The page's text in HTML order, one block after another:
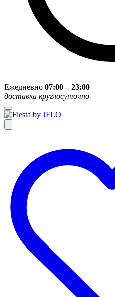
Ежедневно 07:00 – 23:00
доставка круглосуточно